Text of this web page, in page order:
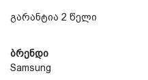
გარანტია 2 წელი
ბრენდი
Samsung